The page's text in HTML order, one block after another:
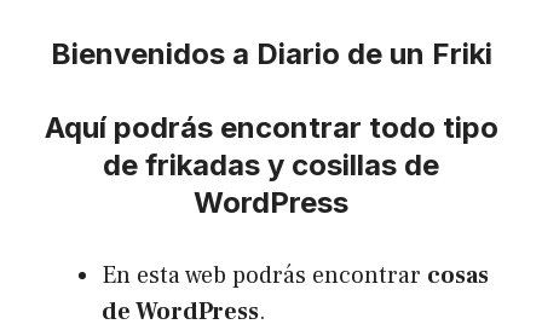
Bienvenidos a Diario de un Friki
Aquí podrás encontrar todo tipo
de frikadas y cosillas de
WordPress
En esta web podrás encontrar cosas
de WordPress.